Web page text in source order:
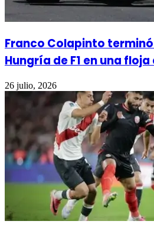
Franco Colapinto terminó
Hungría de F1 en una
26 julio, 2026